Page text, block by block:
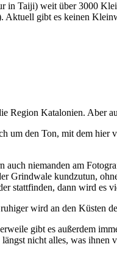
Taiji) weit über 3000
gibt es keinen
Katalonien. Aber
um den Ton, mit dem
niemanden am
kundzutun,
stattfinden, dann wird es
wird an den Küsten
gibt es außerdem
nicht alles, was ihnen